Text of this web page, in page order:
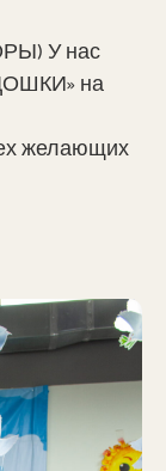
У нас
на
желающих